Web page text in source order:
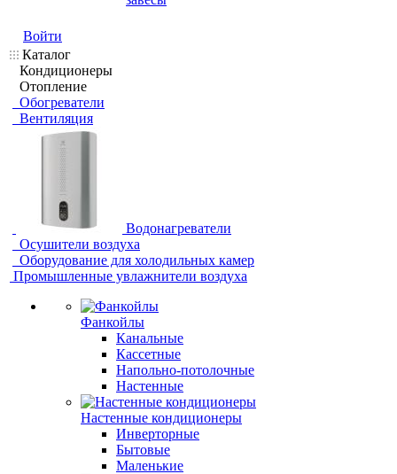
Войти
Каталог
Кондиционеры
Отопление
Обогреватели
Вентиляция
Водонагреватели
Осушители воздуха
Оборудование для холодильных камер
Промышленные увлажнители воздуха
Фанкойлы
Канальные
Кассетные
Напольно-потолочные
Настенные
Настенные кондиционеры
Инверторные
Бытовые
Маленькие